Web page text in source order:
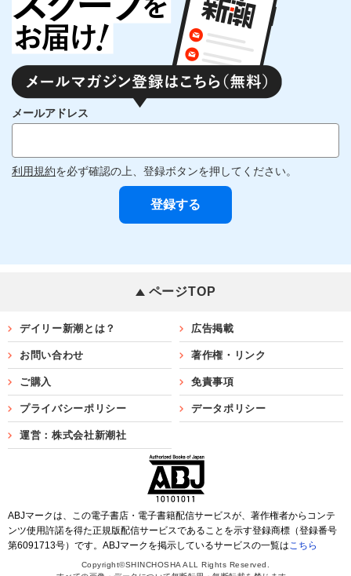
メールアドレス
利用規約を必ず確認の上、登録ボタンを押してください。
ページTOP
デイリー新潮とは？ 広告掲載
お問い合わせ 著作権・リンク
ご購入 免責事項
プライバシーポリシー データポリシー
運営：株式会社新潮社
ABJマークは、この電子書店・電子書籍配信サービスが、著作権者からコンテ
ンツ使用許諾を得た正規版配信サービスであることを示す登録商標（登録番号
第6091713号）です。ABJマークを掲示しているサービスの一覧は こちら
Copyright©SHINCHOSHA ALL Rights Reserved.